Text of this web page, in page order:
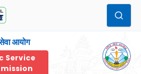
आयोग
Service